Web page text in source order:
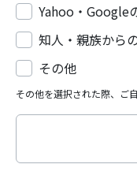
Yahoo・Google
知人・親族から
その他
その他を選択された際、ご